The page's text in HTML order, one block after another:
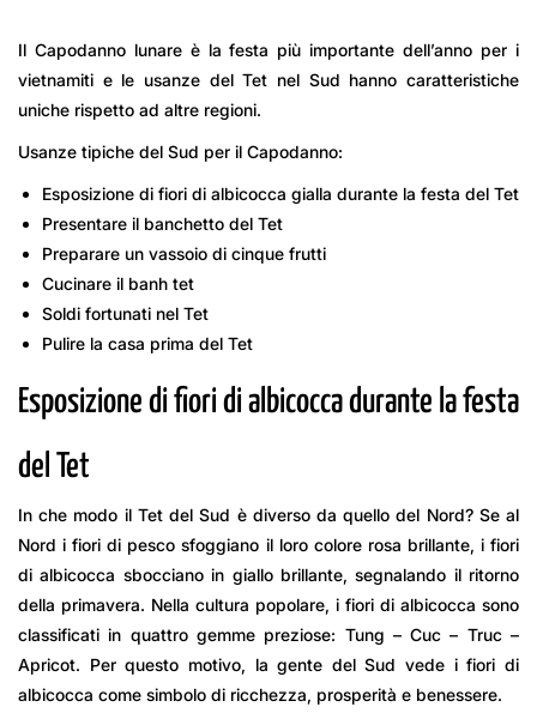
Il Capodanno lunare è la festa più importante dell’anno per i
vietnamiti e le usanze del Tet nel Sud hanno caratteristiche
uniche rispetto ad altre regioni.
Usanze tipiche del Sud per il Capodanno:
Esposizione di fiori di albicocca gialla durante la festa del Tet
Presentare il banchetto del Tet
Preparare un vassoio di cinque frutti
Cucinare il banh tet
Soldi fortunati nel Tet
Pulire la casa prima del Tet
Esposizione di fiori di albicocca durante la festa
del Tet
In che modo il Tet del Sud è diverso da quello del Nord? Se al
Nord i fiori di pesco sfoggiano il loro colore rosa brillante, i fiori
di albicocca sbocciano in giallo brillante, segnalando il ritorno
della primavera. Nella cultura popolare, i fiori di albicocca sono
classificati in quattro gemme preziose: Tung – Cuc – Truc –
Apricot. Per questo motivo, la gente del Sud vede i fiori di
albicocca come simbolo di ricchezza, prosperità e benessere.